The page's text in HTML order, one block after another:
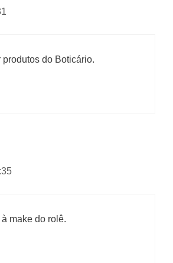
do Boticário.
make do rolê.